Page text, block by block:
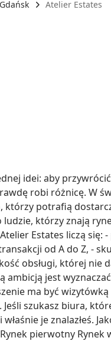
Gdańsk Atelier Estates
idei: aby
robi różnicę. W
którzy potrafią
którzy znają
Estates liczą się:
od A do Z, -
obsługi, której nie
ambicją jest
ma być
szukasz biura,
je znalazłeś.
pierwotny Rynek